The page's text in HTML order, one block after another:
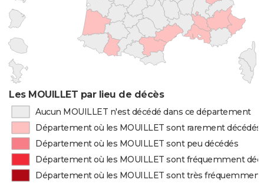
Les MOUILLET par lieu de décès
Aucun MOUILLET n'est décédé dans ce département
Département où les MOUILLET sont rarement décédés
Département où les MOUILLET sont peu décédés
Département où les MOUILLET sont fréquemment
Département où les MOUILLET sont très fréquemment